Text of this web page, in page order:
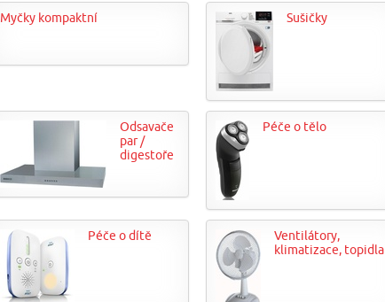
Myčky kompaktní Sušičky
Odsavače
par /
digestoře
Péče o tělo
Péče o dítě
Ventilátory,
klimatizace, topidla